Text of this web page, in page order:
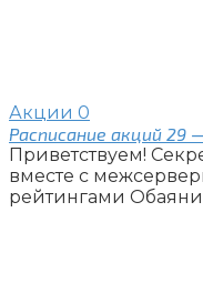
Акции 0
Расписание акций 29
Приветствуем!
вместе с
рейтингами